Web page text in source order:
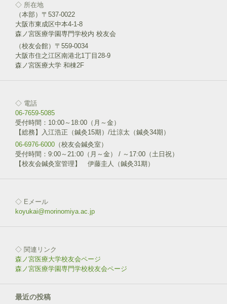
ク
リ
ッ
ク
し
て
T
w
i
t
e
(
し
い
ウ
ィ
ン
ド
ウ
開
す
)
a
c
e
b
o
o
k
で
共
す
ッ
ク
し
て
く
だ
さ
い
新
ン
ド
す
)
◇ 所在地
（本部）〒537-0022
大阪市東成区中本4-1-8
森ノ宮医療学園専門学校内 校友会
（校友会館）〒559-0034
大阪市住之江区南港北1丁目28-9
森ノ宮医療大学 和棟2F
◇ 電話
06-7659-5085
受付時間：10:00～18:00（月～金）
【総務】入江浩正（鍼灸15期）/辻涼太（鍼灸34期）
06-6976-6000 （校友会鍼灸室）
受付時間：9:00～21:00（月～金） / ～17:00（土日祝）
【校友会鍼灸室管理】 伊藤圭人（鍼灸31期）
◇ Eメール
koyukai@morinomiya.ac.jp
◇ 関連リンク
森ノ宮医療大学校友会ページ
森ノ宮医療学園専門学校校友会ページ
最近の投稿